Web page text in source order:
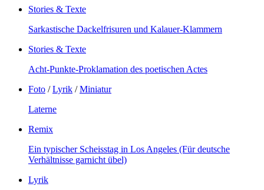
Stories & Texte
Sarkastische Dackelfrisuren und Kalauer-Klammern
Stories & Texte
Acht-Punkte-Proklamation des poetischen Actes
Foto /Lyrik /Miniatur
Laterne
Remix
Ein typischer Scheisstag in Los Angeles (Für deutsche
Verhältnisse garnicht übel)
Lyrik